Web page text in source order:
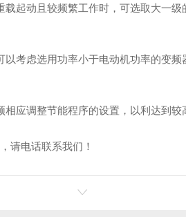
起动且较频繁工作时，可选取大一
考虑选用功率小于电动机功率的变
应调整节能程序的设置，以利达到较
请电话联系我们！